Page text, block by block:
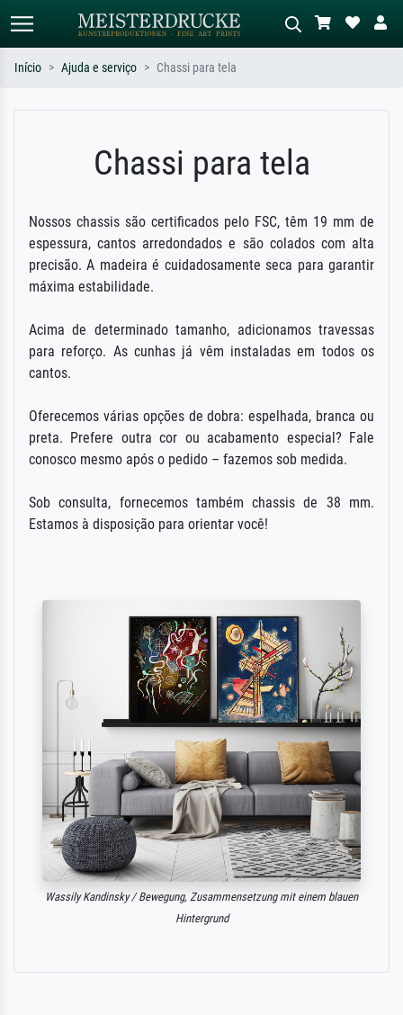
ex: Monet, Noite Estrelada,
impressionismo, onda de Hokusai, nu.
abstrato com muito vermelho, pintura
a óleo escura, nu em pé ao lado de
Início Ajuda e serviço Chassi para tela
Chassi para tela
Nossos chassis são certificados pelo FSC, têm 19 mm de
espessura, cantos arredondados e são colados com alta
precisão. A madeira é cuidadosamente seca para garantir
máxima estabilidade.
Acima de determinado tamanho, adicionamos travessas
para reforço. As cunhas já vêm instaladas em todos os
cantos.
Oferecemos várias opções de dobra: espelhada, branca ou
preta. Prefere outra cor ou acabamento especial? Fale
conosco mesmo após o pedido – fazemos sob medida.
Sob consulta, fornecemos também chassis de 38 mm.
Estamos à disposição para orientar você!
Wassily Kandinsky / Bewegung, Zusammensetzung mit einem blauen
Hintergrund